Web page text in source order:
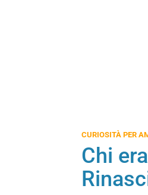
CURIOSITÀ PER
Chi